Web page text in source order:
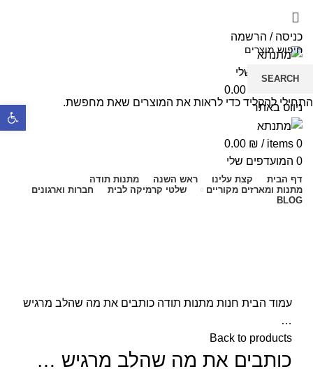
כניסה / הרשמה
המועדפים שלי
0.00
ניווט באתר
0
items
/
0.00 ₪
0 המועדפים שלי
דף הבית קצת עלינו ראש השנה
מתנות תודה
מתנות ומארזים מקוריים
שלטי קרמיקה לבית
חברות וארגונים
BLOG
עמוד הבית חנות מתנות תודה כותבים את מה שהלב מרגיש
…
Back to products
כותבים את מה שהלב מרגיש …
SEARCH
התחילי להקליד כדי לראות את המוצרים שאת מחפשת.
פתח